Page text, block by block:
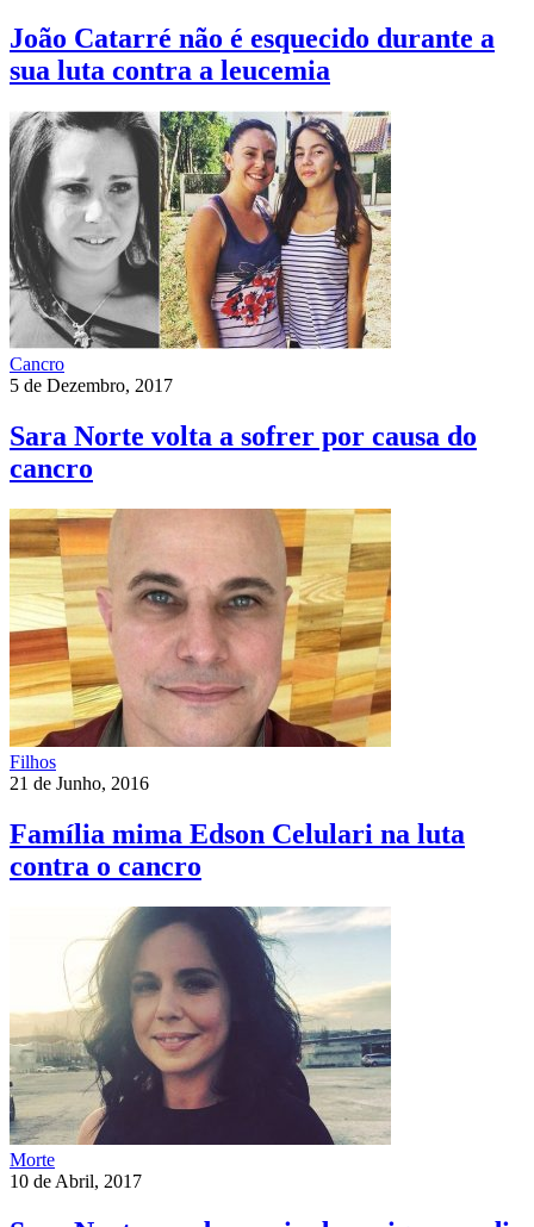
João Catarré não é esquecido durante a
sua luta contra a leucemia
Cancro
5 de Dezembro, 2017
Sara Norte volta a sofrer por causa do
cancro
Filhos
21 de Junho, 2016
Família mima Edson Celulari na luta
contra o cancro
Morte
10 de Abril, 2017